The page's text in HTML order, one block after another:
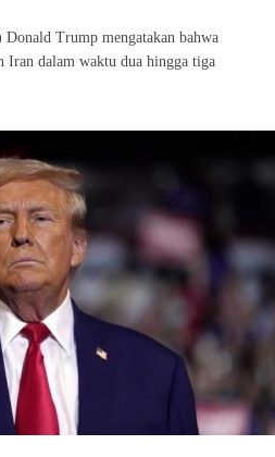
Trump mengatakan bahwa
Iran dalam waktu dua hingga tiga